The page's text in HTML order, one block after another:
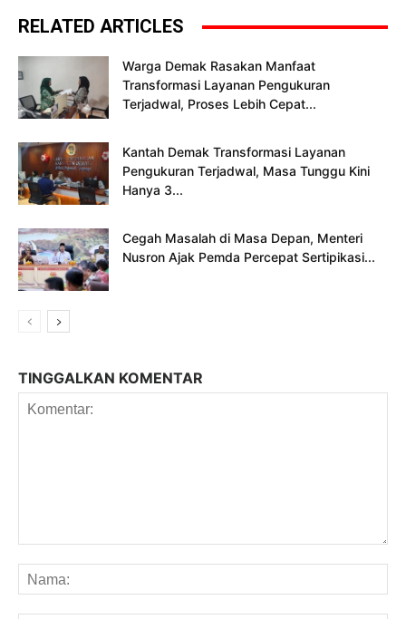
RELATED ARTICLES
Warga Demak Rasakan Manfaat
Transformasi Layanan Pengukuran
Terjadwal, Proses Lebih Cepat...
Kantah Demak Transformasi Layanan
Pengukuran Terjadwal, Masa Tunggu Kini
Hanya 3...
Cegah Masalah di Masa Depan, Menteri
Nusron Ajak Pemda Percepat Sertipikasi...
TINGGALKAN KOMENTAR